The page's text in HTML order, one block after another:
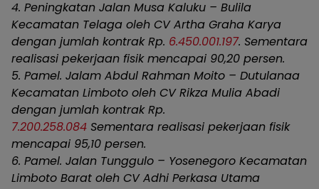
4. Peningkatan Jalan Musa Kaluku – Bulila
Kecamatan Telaga oleh CV Artha Graha Karya
dengan jumlah kontrak Rp. 6.450.001.197. Sementara
realisasi pekerjaan fisik mencapai 90,20 persen.
5. Pamel. Jalam Abdul Rahman Moito – Dutulanaa
Kecamatan Limboto oleh CV Rikza Mulia Abadi
dengan jumlah kontrak Rp.
7.200.258.084 Sementara realisasi pekerjaan fisik
mencapai 95,10 persen.
6. Pamel. Jalan Tunggulo – Yosenegoro Kecamatan
Limboto Barat oleh CV Adhi Perkasa Utama